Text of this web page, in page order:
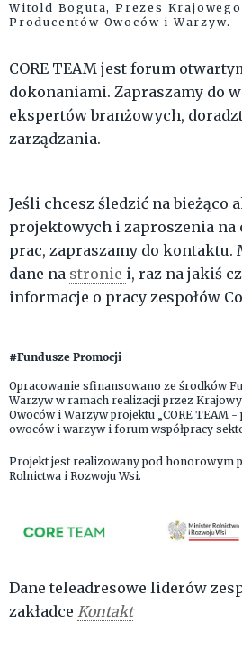
Witold Boguta, Prezes Krajowego
Producentów Owoców i Warzyw.
CORE TEAM jest forum
dokonaniami. Zapraszamy do
ekspertów branżowych,
zarządzania.
Jeśli chcesz śledzić na bieżąco
projektowych i zaproszenia na
prac, zapraszamy do kontaktu.
dane na stronie i, raz na jakiś
informacje o pracy zespołów
#Fundusze Promocji
Opracowanie sfinansowano ze środków
Warzyw w ramach realizacji przez
Owoców i Warzyw projektu „CORE TEAM
owoców i warzyw i forum współpracy
Projekt jest realizowany pod honorowym
Rolnictwa i Rozwoju Wsi.
Dane teleadresowe liderów
zakładce Kontakt